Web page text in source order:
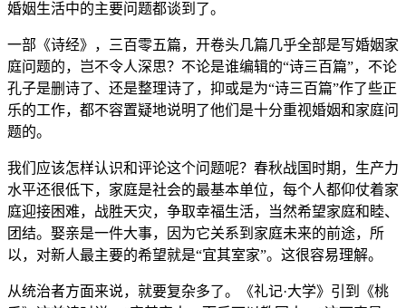
婚姻生活中的主要问题都谈到了。
一部《诗经》，三百零五篇，开卷头几篇几乎全部是写婚姻家
庭问题的，岂不令人深思？不论是谁编辑的“诗三百篇”，不论
孔子是删诗了、还是整理诗了，抑或是为“诗三百篇”作了些正
乐的工作，都不容置疑地说明了他们是十分重视婚姻和家庭问
题的。
我们应该怎样认识和评论这个问题呢？春秋战国时期，生产力
水平还很低下，家庭是社会的最基本单位，每个人都仰仗着家
庭迎接困难，战胜天灾，争取幸福生活，当然希望家庭和睦、
团结。娶亲是一件大事，因为它关系到家庭未来的前途，所
以，对新人最主要的希望就是“宜其室家”。这很容易理解。
从统治者方面来说，就要复杂多了。《礼记·大学》引到《桃